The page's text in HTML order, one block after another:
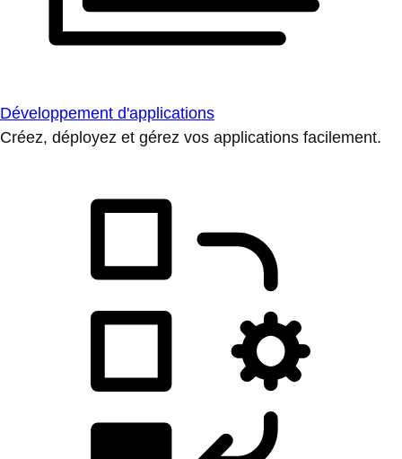
Développement d'applications
Créez, déployez et gérez vos applications facilement.